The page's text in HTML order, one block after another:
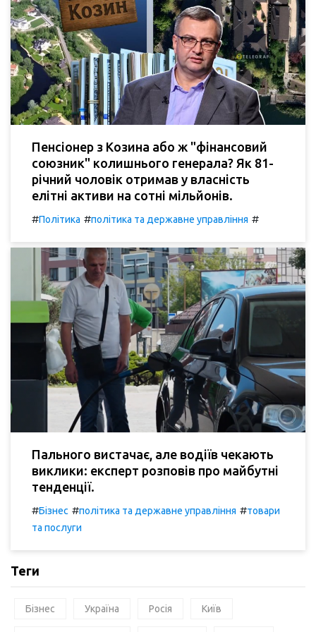
Пенсіонер з Козина або ж "фінансовий
союзник" колишнього генерала? Як 81-
річний чоловік отримав у власність
елітні активи на сотні мільйонів.
#Політика #політика та державне управління #
Пального вистачає, але водіїв чекають
виклики: експерт розповів про майбутні
тенденції.
#Бізнес #політика та державне управління #товари
та послуги
Теги
Бізнес Україна Росія Київ